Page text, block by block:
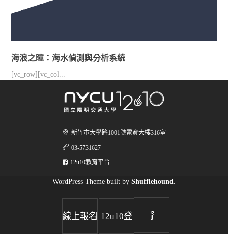
海浪之瞳：海水偵測與分析系統
[vc_row][vc_col...
新竹市大學路1001號電資大樓316室
03-5731627
12u10教育平台
WordPress Theme built by Shufflehound.
線上報名| 12u10登